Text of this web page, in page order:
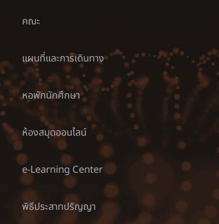
คณะ
แผนที่และการเดินทาง
หอพักนักศึกษา
ห้องสมุดออนไลน์
e-Learning Center
พิธีประสาทปริญญา